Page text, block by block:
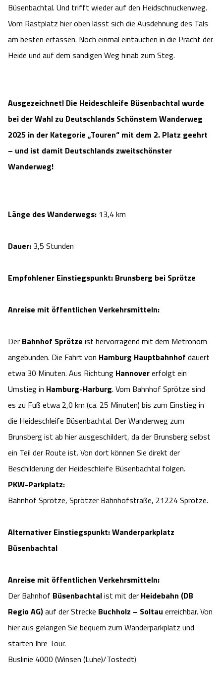
Büsenbachtal. Und trifft wieder auf den Heidschnuckenweg.
Vom Rastplatz hier oben lässt sich die Ausdehnung des Tals
am besten erfassen. Noch einmal eintauchen in die Pracht der
Heide und auf dem sandigen Weg hinab zum Steg.
Ausgezeichnet! Die Heideschleife Büsenbachtal wurde
bei der Wahl zu Deutschlands Schönstem Wanderweg
2025 in der Kategorie „Touren“ mit dem 2. Platz geehrt
– und ist damit Deutschlands zweitschönster
Wanderweg!
Länge des Wanderwegs: 13,4 km
Dauer: 3,5 Stunden
Empfohlener Einstiegspunkt: Brunsberg bei Sprötze
Anreise mit öffentlichen Verkehrsmitteln:
Der Bahnhof Sprötze ist hervorragend mit dem Metronom
angebunden. Die Fahrt von Hamburg Hauptbahnhof dauert
etwa 30 Minuten. Aus Richtung Hannovererfolgt ein
Umstieg in Hamburg-Harburg. Vom Bahnhof Sprötze sind
es zu Fuß etwa 2,0 km (ca. 25 Minuten) bis zum Einstieg in
die Heideschleife Büsenbachtal. Der Wanderweg zum
Brunsberg ist ab hier ausgeschildert, da der Brunsberg selbst
ein Teil der Route ist. Von dort können Sie direkt der
Beschilderung der Heideschleife Büsenbachtal folgen.
PKW-Parkplatz:
Bahnhof Sprötze, Sprötzer Bahnhofstraße, 21224 Sprötze.
Alternativer Einstiegspunkt: Wanderparkplatz
Büsenbachtal
Anreise mit öffentlichen Verkehrsmitteln:
Der Bahnhof Büsenbachtalist mit der Heidebahn (DB
Regio AG)auf der Strecke Buchholz – Soltau erreichbar. Von
hier aus gelangen Sie bequem zum Wanderparkplatz und
starten Ihre Tour.
Buslinie 4000 (Winsen (Luhe)/Tostedt)